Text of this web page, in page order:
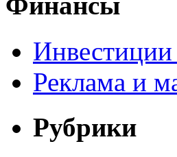
Реклама и
Рубрики